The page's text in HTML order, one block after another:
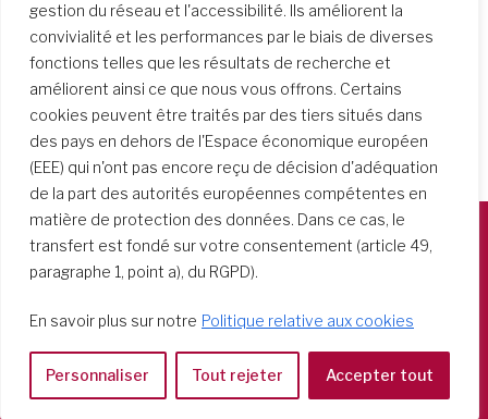
gestion du réseau et l'accessibilité. Ils améliorent la
convivialité et les performances par le biais de diverses
fonctions telles que les résultats de recherche et
améliorent ainsi ce que nous vous offrons. Certains
cookies peuvent être traités par des tiers situés dans
des pays en dehors de l'Espace économique européen
(EEE) qui n'ont pas encore reçu de décision d'adéquation
de la part des autorités européennes compétentes en
matière de protection des données. Dans ce cas, le
transfert est fondé sur votre consentement (article 49,
paragraphe 1, point a), du RGPD).
En savoir plus sur notre Politique relative aux cookies
Personnaliser Tout rejeter Accepter tout
Società del Sacro Cuore
Via Tarquinio Vipera, 16 - 00152 Roma
Tel: 06 58 23 03 32 or 06 58 20 31 17